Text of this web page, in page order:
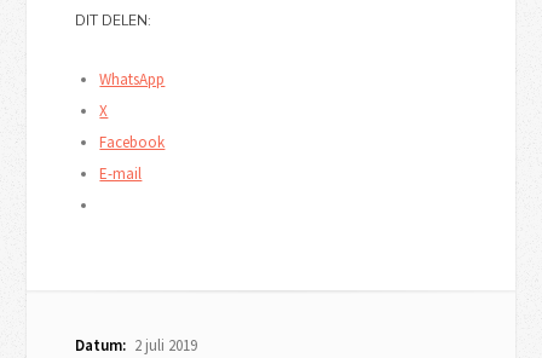
DIT DELEN:
WhatsApp
X
Facebook
E-mail
Datum: 2 juli 2019